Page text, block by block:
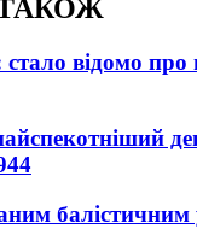
відомо про